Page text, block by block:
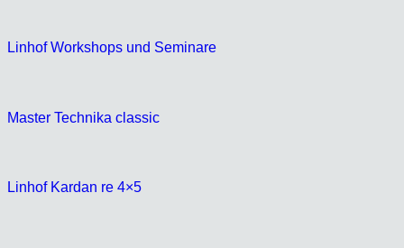
Linhof Workshops und Seminare
Master Technika classic
Linhof Kardan re 4×5